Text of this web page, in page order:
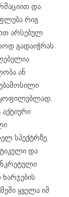
და
რიგ
არსებულ
გადაიჭრას
ან
სპექტრზე.
და
ყველა იმ